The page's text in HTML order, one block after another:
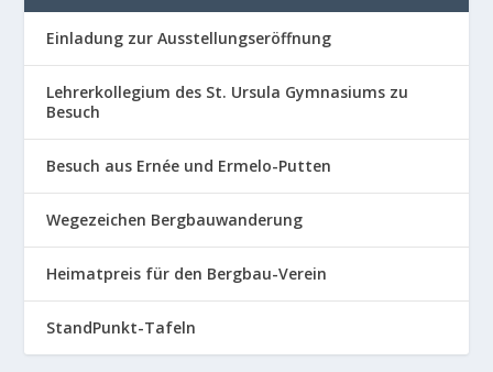
Einladung zur Ausstellungseröffnung
Lehrerkollegium des St. Ursula Gymnasiums zu
Besuch
Besuch aus Ernée und Ermelo-Putten
Wegezeichen Bergbauwanderung
Heimatpreis für den Bergbau-Verein
StandPunkt-Tafeln